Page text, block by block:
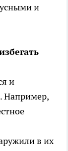
и
и
Например,
в их